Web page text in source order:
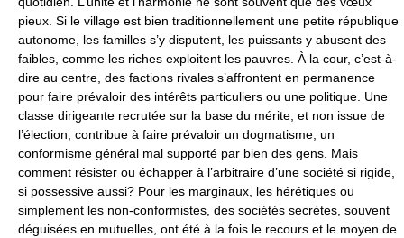
pieux. Si le village est bien traditionnellement une petite république
autonome, les familles s’y disputent, les puissants y abusent des
faibles, comme les riches exploitent les pauvres. À la cour, c’est-à-
dire au centre, des factions rivales s’affrontent en permanence
pour faire prévaloir des intérêts particuliers ou une politique. Une
classe dirigeante recrutée sur la base du mérite, et non issue de
l’élection, contribue à faire prévaloir un dogmatisme, un
conformisme général mal supporté par bien des gens. Mais
comment résister ou échapper à l’arbitraire d’une société si rigide,
si possessive aussi? Pour les marginaux, les hérétiques ou
simplement les non-conformistes, des sociétés secrètes, souvent
déguisées en mutuelles, ont été à la fois le recours et le moyen de